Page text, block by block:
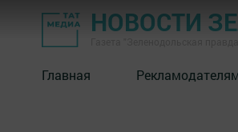
НОВОСТИ
Главная